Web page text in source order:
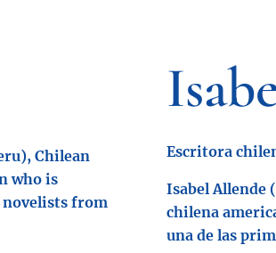
Chilean
who is
novelists from
I
Escritora
Isabel Allende
chilena
una de las